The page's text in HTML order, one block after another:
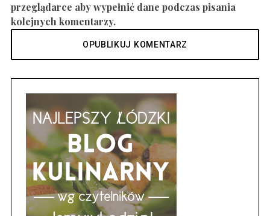
przeglądarce aby wypełnić dane podczas pisania
kolejnych komentarzy.